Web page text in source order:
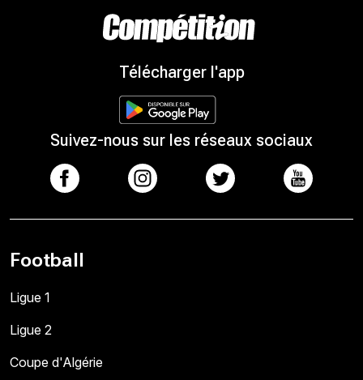
Télécharger l'app
Suivez-nous sur les réseaux sociaux
Football
Ligue 1
Ligue 2
Coupe d'Algérie